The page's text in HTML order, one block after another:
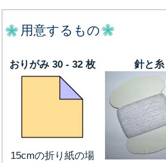
用意するもの
おりがみ 30 - 32 枚
15cmの折り紙の場
針と糸